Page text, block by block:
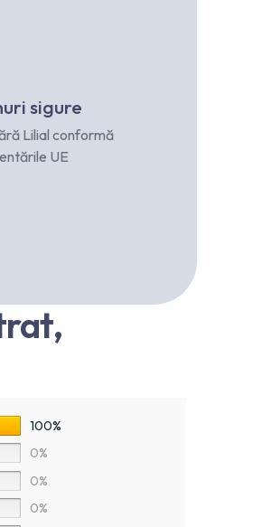
sigure
Lilial conformă
UE
100%
0%
0%
0%